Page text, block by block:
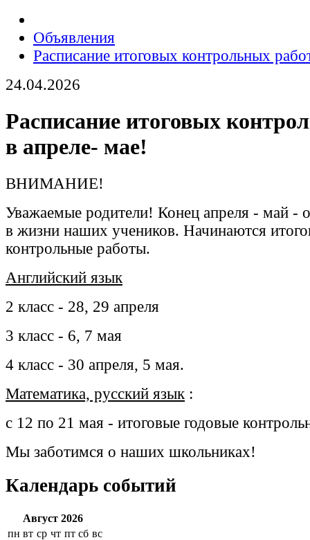
Объявления
Расписание итоговых контрольных
24.04.2026
Расписание итоговых
в апреле- мае!
ВНИМАНИЕ!
Уважаемые родители! Конец апреля - май -
в жизни наших учеников. Начинаются
контрольные работы.
Английский язык
2 класс - 28, 29 апреля
3 класс - 6, 7 мая
4 класс - 30 апреля, 5 мая.
Математика, русский язык :
с 12 по 21 мая - итоговые годовые
Мы заботимся о наших школьниках!
Календарь событий
Август 2026
пн вт ср чт пт сб вс